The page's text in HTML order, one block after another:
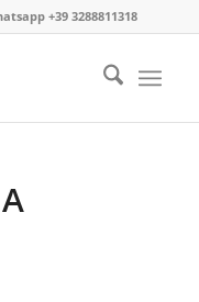
+39 3288811318